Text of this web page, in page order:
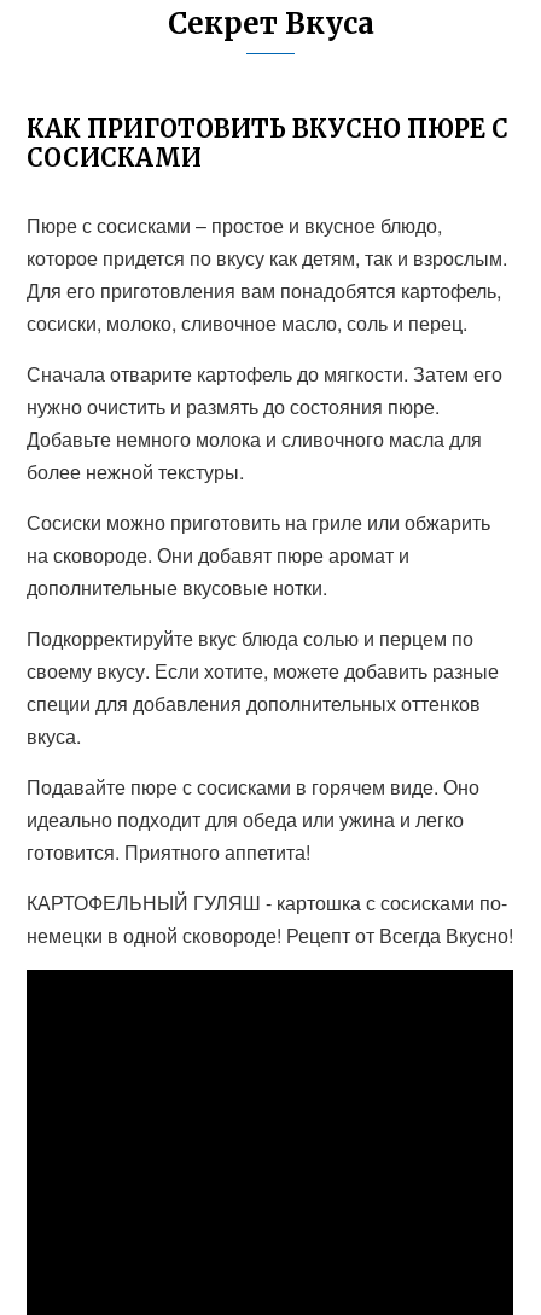
Секрет Вкуса
КАК ПРИГОТОВИТЬ ВКУСНО ПЮРЕ С
СОСИСКАМИ
Пюре с сосисками – простое и вкусное блюдо,
которое придется по вкусу как детям, так и взрослым.
Для его приготовления вам понадобятся картофель,
сосиски, молоко, сливочное масло, соль и перец.
Сначала отварите картофель до мягкости. Затем его
нужно очистить и размять до состояния пюре.
Добавьте немного молока и сливочного масла для
более нежной текстуры.
Сосиски можно приготовить на гриле или обжарить
на сковороде. Они добавят пюре аромат и
дополнительные вкусовые нотки.
Подкорректируйте вкус блюда солью и перцем по
своему вкусу. Если хотите, можете добавить разные
специи для добавления дополнительных оттенков
вкуса.
Подавайте пюре с сосисками в горячем виде. Оно
идеально подходит для обеда или ужина и легко
готовится. Приятного аппетита!
КАРТОФЕЛЬНЫЙ ГУЛЯШ - картошка с сосисками по-
немецки в одной сковороде! Рецепт от Всегда Вкусно!